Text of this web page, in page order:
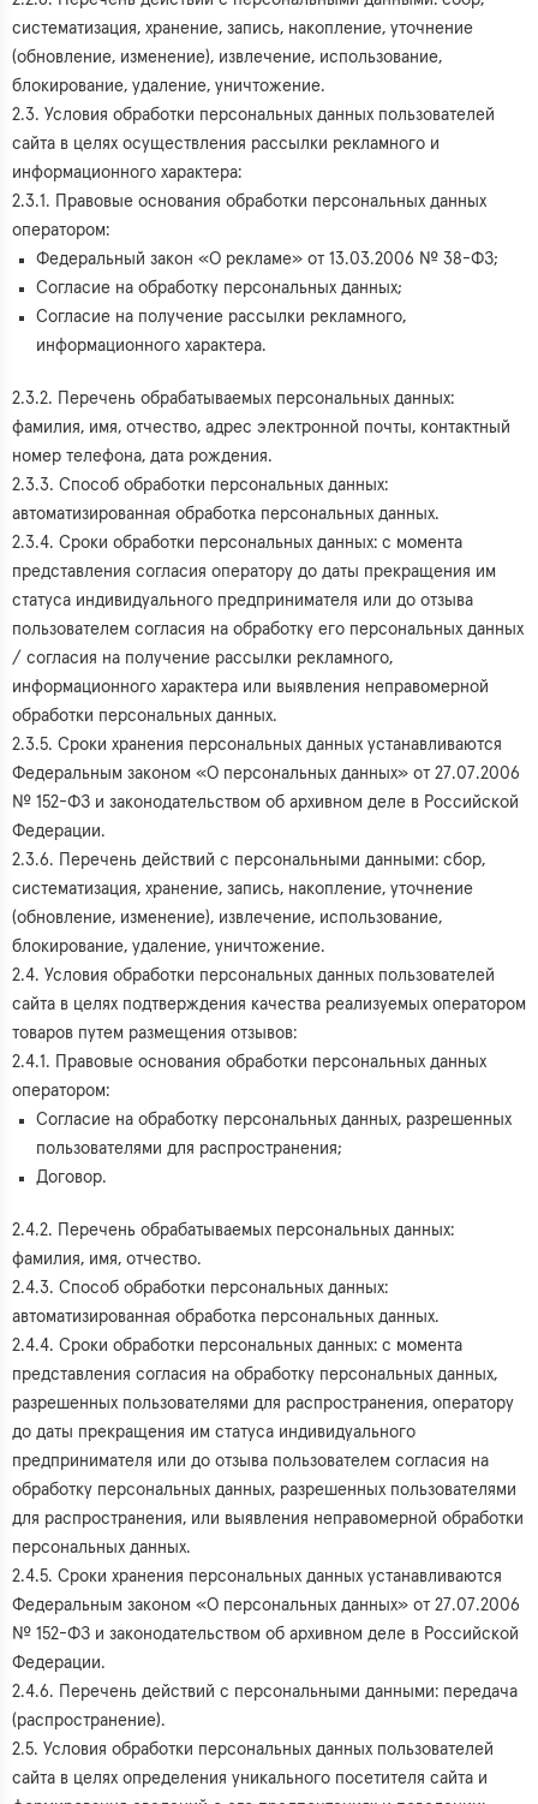
систематизация, хранение, запись, накопление, уточнение
(обновление, изменение), извлечение, использование,
блокирование, удаление, уничтожение.
2.3. Условия обработки персональных данных пользователей
сайта в целях осуществления рассылки рекламного и
информационного характера:
2.3.1. Правовые основания обработки персональных данных
оператором:
Федеральный закон «О рекламе» от 13.03.2006 № 38-ФЗ;
Согласие на обработку персональных данных;
Согласие на получение рассылки рекламного,
информационного характера.
2.3.2. Перечень обрабатываемых персональных данных:
фамилия, имя, отчество, адрес электронной почты, контактный
номер телефона, дата рождения.
2.3.3. Способ обработки персональных данных:
автоматизированная обработка персональных данных.
2.3.4. Сроки обработки персональных данных: с момента
представления согласия оператору до даты прекращения им
статуса индивидуального предпринимателя или до отзыва
пользователем согласия на обработку его персональных данных
/ согласия на получение рассылки рекламного,
информационного характера или выявления неправомерной
обработки персональных данных.
2.3.5. Сроки хранения персональных данных устанавливаются
Федеральным законом «О персональных данных» от 27.07.2006
№ 152-ФЗ и законодательством об архивном деле в Российской
Федерации.
2.3.6. Перечень действий с персональными данными: сбор,
систематизация, хранение, запись, накопление, уточнение
(обновление, изменение), извлечение, использование,
блокирование, удаление, уничтожение.
2.4. Условия обработки персональных данных пользователей
сайта в целях подтверждения качества реализуемых оператором
товаров путем размещения отзывов:
2.4.1. Правовые основания обработки персональных данных
оператором:
Согласие на обработку персональных данных, разрешенных
пользователями для распространения;
Договор.
2.4.2. Перечень обрабатываемых персональных данных:
фамилия, имя, отчество.
2.4.3. Способ обработки персональных данных:
автоматизированная обработка персональных данных.
2.4.4. Сроки обработки персональных данных: с момента
представления согласия на обработку персональных данных,
разрешенных пользователями для распространения, оператору
до даты прекращения им статуса индивидуального
предпринимателя или до отзыва пользователем согласия на
обработку персональных данных, разрешенных пользователями
для распространения, или выявления неправомерной обработки
персональных данных.
2.4.5. Сроки хранения персональных данных устанавливаются
Федеральным законом «О персональных данных» от 27.07.2006
№ 152-ФЗ и законодательством об архивном деле в Российской
Федерации.
2.4.6. Перечень действий с персональными данными: передача
(распространение).
2.5. Условия обработки персональных данных пользователей
сайта в целях определения уникального посетителя сайта и